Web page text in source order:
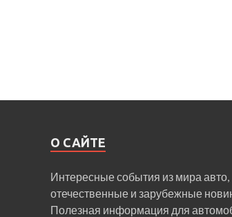
О САЙТЕ
Интересные события из мира авто,
отечественные и зарубежные
Полезная информация для